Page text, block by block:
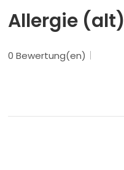
Über Uns
Dr. Feil Strategie
Allergie (alt)
0 Bewertung(en)